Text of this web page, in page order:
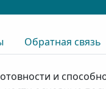
Обратная связь
и